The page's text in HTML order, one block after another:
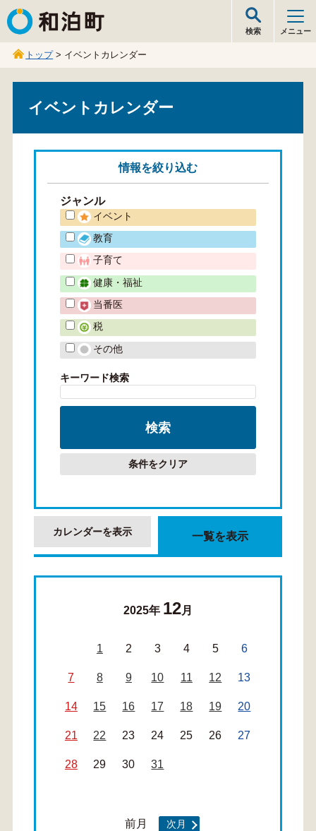
和泊町
検索 メニュー
トップ> イベントカレンダー
イベントカレンダー
情報を絞り込む
ジャンル
イベント
教育
子育て
健康・福祉
当番医
税
その他
キーワード検索
条件をクリア
カレンダーを表示 一覧を表示
2025年 12月
1 2 3 4 5 6
7 8 9 10 11 12 13
14 15 16 17 18 19 20
21 22 23 24 25 26 27
28 29 30 31
前月 次月